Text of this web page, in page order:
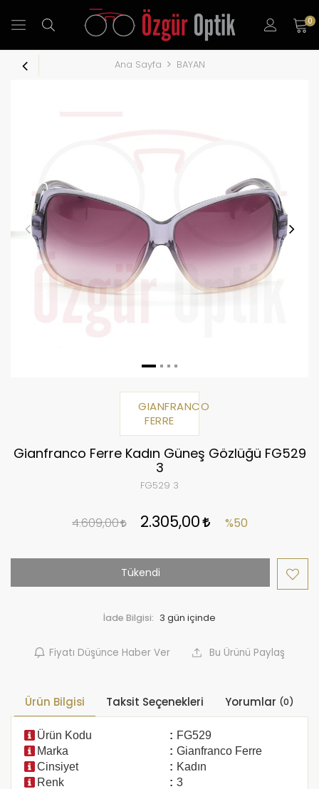
0
Ana Sayfa BAYAN
GIANFRANCO
FERRE
Gianfranco Ferre Kadın Güneş Gözlüğü FG529
3
FG529 3
4.609,00 2.305,00 %50
Tükendi
İade Bilgisi:
Fiyatı Düşünce Haber Ver Bu Ürünü Paylaş
Ürün Bilgisi Taksit Seçenekleri Yorumlar (0)
Ürün Kodu : FG529
Marka
: Gianfranco Ferre
Cinsiyet
: Kadın
Renk
: 3